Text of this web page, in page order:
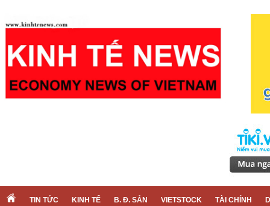
TIN TỨC KINH TẾ B. Đ. SẢN VIETSTOCK TÀI CHÍNH